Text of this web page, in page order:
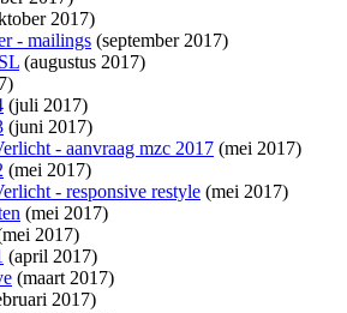
2017)
- mailings (september 2017)
(augustus 2017)
(juli 2017)
(juni 2017)
- aanvraag mzc 2017 (mei 2017)
(mei 2017)
- responsive restyle (mei 2017)
(mei 2017)
2017)
(april 2017)
(maart 2017)
2017)